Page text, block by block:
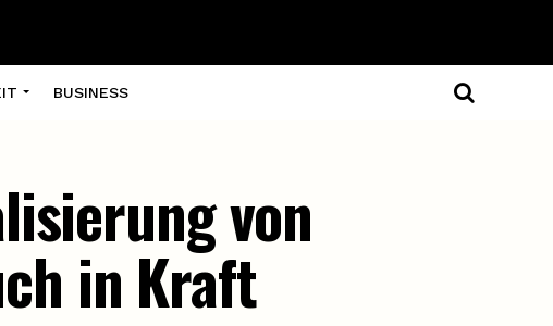
BUSINESS
von
in Kraft